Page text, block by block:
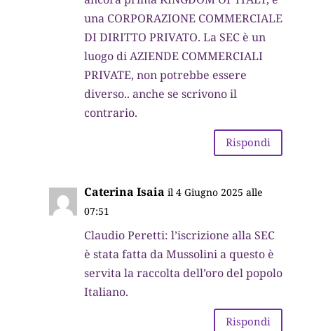
una CORPORAZIONE COMMERCIALE
DI DIRITTO PRIVATO. La SEC è un
luogo di AZIENDE COMMERCIALI
PRIVATE, non potrebbe essere
diverso.. anche se scrivono il
contrario.
Rispondi
Caterina Isaia il 4 Giugno 2025 alle
07:51
Claudio Peretti: l’iscrizione alla SEC
è stata fatta da Mussolini a questo è
servita la raccolta dell’oro del popolo
Italiano.
Rispondi